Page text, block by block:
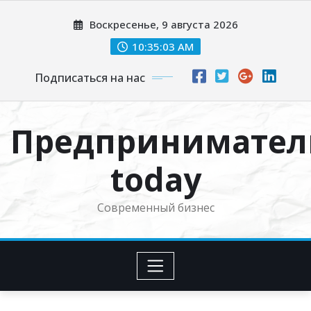
Воскресенье, 9 августа 2026
10:35:04 AM
Подписаться на нас
today
Современный бизнес